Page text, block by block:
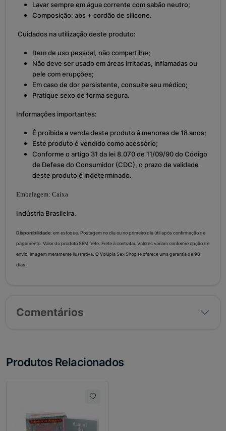
Lavar sempre em água corrente com sabão neutro;
Composição: abs + cordão de silicone.
Cuidados na utilização deste produto:
Item de uso pessoal, não compartilhe;
Não deve ser usado em áreas irritadas, inflamadas ou
pele com erupções;
Em caso de dor persistente, consulte seu médico;
Pratique sexo de forma segura.
Informações importantes:
É proibida a venda deste produto à menores de 18 anos;
Este produto é vendido como acessório;
Conforme o artigo 31 da lei 8.070 de 11/09/90 do Código
de Defese do Consumidor (CDC), o prazo de validade
deste produto é indeterminado.
Embalagem: Caixa
Indústria Brasileira.
Disponibilidade: em estoque. Postagem no dia ou no primeiro dia útil após confirmação de
pagamento. Valor do produto SEM frete. Frete à contratar. Valores variam conforme opção de
envio. Imagem meramente ilustrativa. O Volúpia Sex Shop te oferece uma garantia de 90
dias.
Comentários
Produtos Relacionados